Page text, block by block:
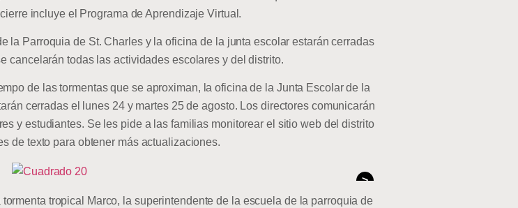
incluye el Programa de Aprendizaje Virtual.
la Parroquia de St. Charles y la oficina de la junta escolar estarán cerradas
cancelarán todas las actividades escolares y del distrito.
de las tormentas que se aproximan, la oficina de la Junta Escolar de la
cerradas el lunes 24 y martes 25 de agosto. Los directores comunicarán
y estudiantes. Se les pide a las familias monitorear el sitio web del distrito
de texto para obtener más actualizaciones.
>
tropical Marco, la superintendente de la escuela de la parroquia de